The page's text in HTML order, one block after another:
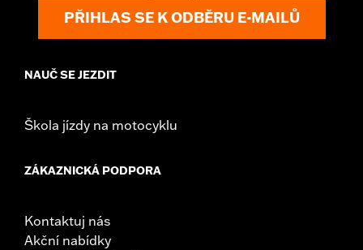
PŘIHLAS SE K ODBĚRU E-MAILŮ
NAUČ SE JEZDIT
Škola jízdy na motocyklu
ZÁKAZNICKÁ PODPORA
Kontaktuj nás
Akční nabídky